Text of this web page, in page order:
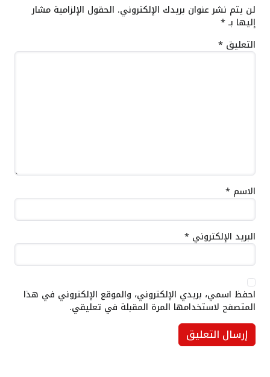
لن يتم نشر عنوان بريدك الإلكتروني. الحقول الإلزامية مشار
إليها بـ*
التعليق *
الاسم *
البريد الإلكتروني *
احفظ اسمي، بريدي الإلكتروني، والموقع الإلكتروني في هذا
المتصفح لاستخدامها المرة المقبلة في تعليقي.